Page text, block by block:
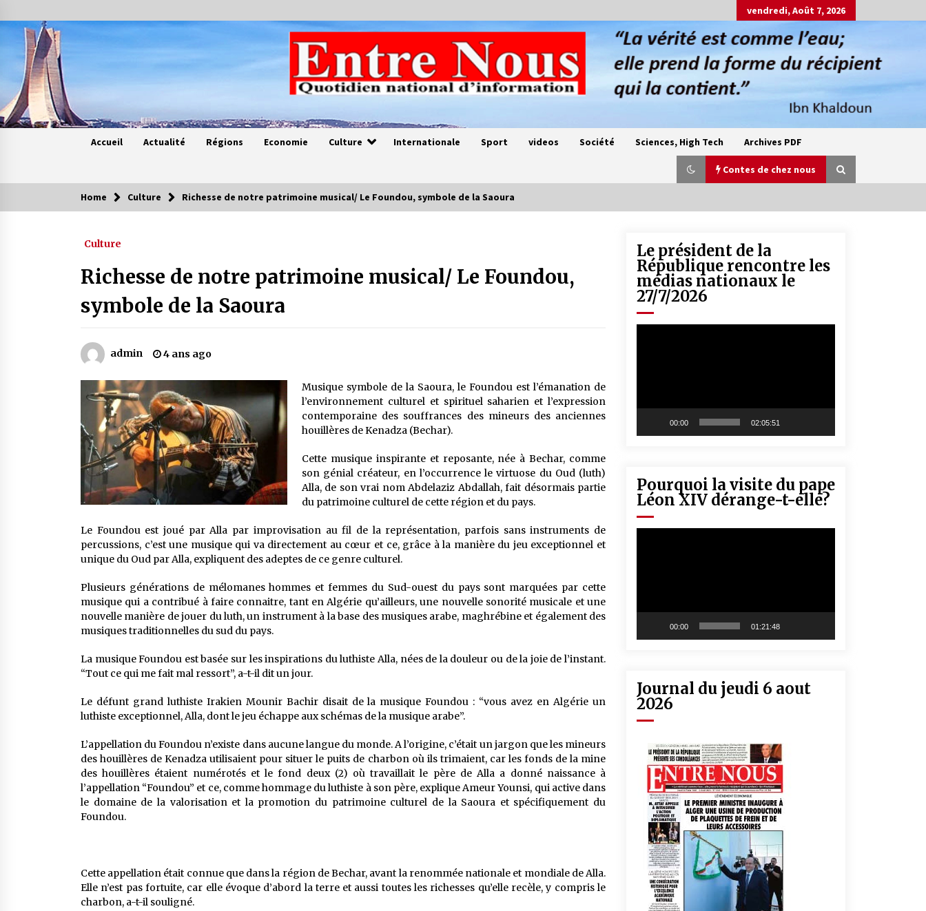
to
content
vendredi, Août 7, 2026
Accueil Actualité Régions Economie Culture Internationale Sport videos Société Sciences, High Tech Archives PDF
Contes de chez nous
Contes de chez nous
4 ans ago
Oum el Gaïla / L’ogresse du M’zab
4 ans ago
Mythes et croyances / L’hospitalité
5 ans ago
5 ans ago
du Sud algérien)
5 ans ago
Un conte targui/ Quand la tête est
vide
5 ans ago
Tradition orale/ D’où viennent les
5 ans ago
Home Culture Richesse de notre patrimoine musical/ Le Foundou, symbole de la Saoura
Culture
Richesse de notre patrimoine musical/ Le Foundou,
symbole de la Saoura
admin 4 ans ago
Musique symbole de la Saoura, le Foundou est l’émanation de
l’environnement culturel et spirituel saharien et l’expression
contemporaine des souffrances des mineurs des anciennes
houillères de Kenadza (Bechar).
Cette musique inspirante et reposante, née à Bechar, comme
son génial créateur, en l’occurrence le virtuose du Oud (luth)
Alla, de son vrai nom Abdelaziz Abdallah, fait désormais partie
du patrimoine culturel de cette région et du pays.
Le Foundou est joué par Alla par improvisation au fil de la représentation, parfois sans instruments de
percussions, c’est une musique qui va directement au cœur et ce, grâce à la manière du jeu exceptionnel et
unique du Oud par Alla, expliquent des adeptes de ce genre culturel.
Plusieurs générations de mélomanes hommes et femmes du Sud-ouest du pays sont marquées par cette
musique qui a contribué à faire connaitre, tant en Algérie qu’ailleurs, une nouvelle sonorité musicale et une
nouvelle manière de jouer du luth, un instrument à la base des musiques arabe, maghrébine et également des
musiques traditionnelles du sud du pays.
La musique Foundou est basée sur les inspirations du luthiste Alla, nées de la douleur ou de la joie de l’instant.
“Tout ce qui me fait mal ressort”, a-t-il dit un jour.
Le défunt grand luthiste Irakien Mounir Bachir disait de la musique Foundou : “vous avez en Algérie un
luthiste exceptionnel, Alla, dont le jeu échappe aux schémas de la musique arabe”.
L’appellation du Foundou n’existe dans aucune langue du monde. A l’origine, c’était un jargon que les mineurs
des houillères de Kenadza utilisaient pour situer le puits de charbon où ils trimaient, car les fonds de la mine
des houillères étaient numérotés et le fond deux (2) où travaillait le père de Alla a donné naissance à
l’appellation “Foundou” et ce, comme hommage du luthiste à son père, explique Ameur Younsi, qui active dans
le domaine de la valorisation et la promotion du patrimoine culturel de la Saoura et spécifiquement du
Foundou.
Cette appellation était connue que dans la région de Bechar, avant la renommée nationale et mondiale de Alla.
Elle n’est pas fortuite, car elle évoque d’abord la terre et aussi toutes les richesses qu’elle recèle, y compris le
charbon, a-t-il souligné.
Le président de la
République rencontre les
médias nationaux le
27/7/2026
00:00 02:05:51
Pourquoi la visite du pape
Léon XIV dérange-t-elle?
00:00 01:21:48
Journal du jeudi 6 aout
2026